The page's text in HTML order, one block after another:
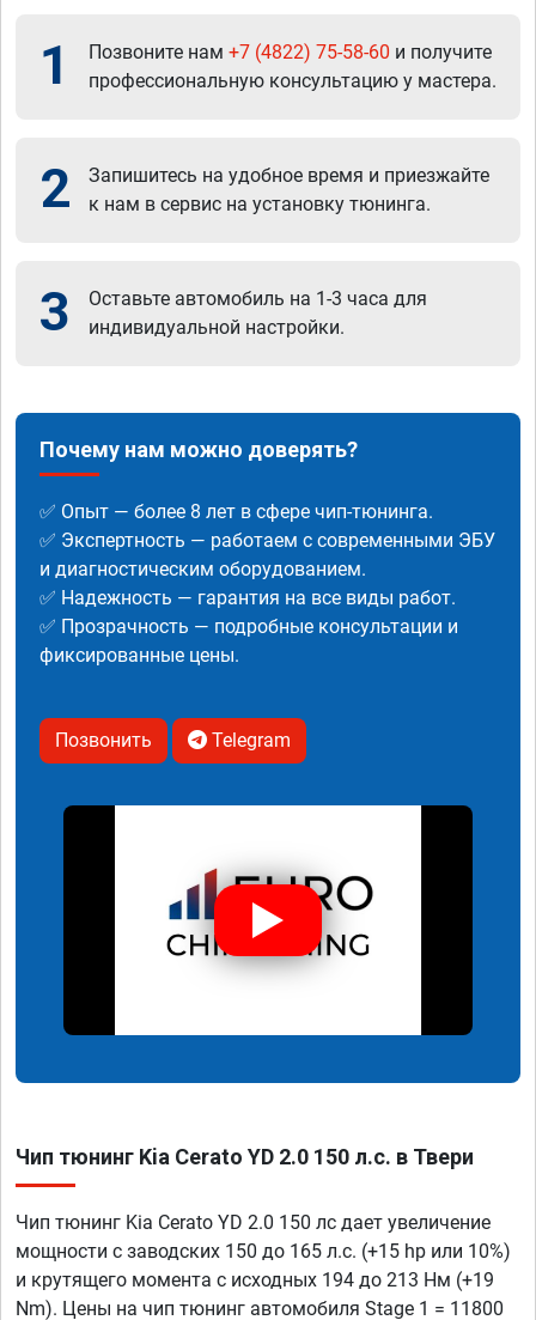
1 Позвоните нам +7 (4822) 75-58-60 и получите
профессиональную консультацию у мастера.
2
Запишитесь на удобное время и приезжайте
к нам в сервис на установку тюнинга.
3
Оставьте автомобиль на 1-3 часа для
индивидуальной настройки.
Почему нам можно доверять?
✅ Опыт — более 8 лет в сфере чип-тюнинга.
✅ Экспертность — работаем с современными ЭБУ
и диагностическим оборудованием.
✅ Надежность — гарантия на все виды работ.
✅ Прозрачность — подробные консультации и
фиксированные цены.
Позвонить Telegram
Чип тюнинг Kia Cerato YD 2.0 150 л.с. в Твери
Чип тюнинг Kia Cerato YD 2.0 150 лс дает увеличение
мощности с заводских 150 до 165 л.с. (+15 hp или 10%)
и крутящего момента с исходных 194 до 213 Нм (+19
Nm). Цены на чип тюнинг автомобиля Stage 1 = 11800